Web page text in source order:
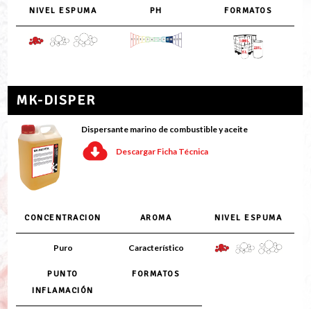
NIVEL ESPUMA PH FORMATOS
MK-DISPER
Dispersante marino de combustible y aceite
Descargar Ficha Técnica
CONCENTRACION AROMA NIVEL ESPUMA
Puro Característico
PUNTO
INFLAMACIÓN
FORMATOS